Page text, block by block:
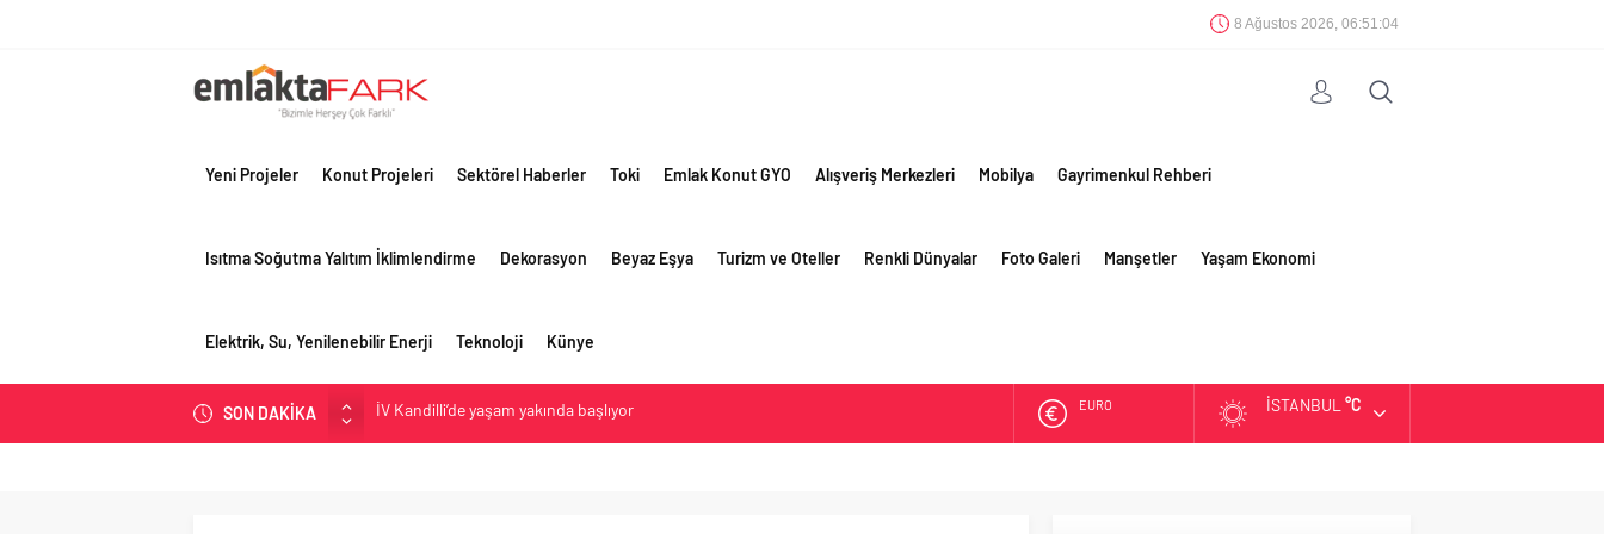
8 Ağustos 2026, 06:51:05
Yeni Projeler Konut Projeleri Sektörel Haberler Toki Emlak Konut GYO Alışveriş Merkezleri Mobilya Gayrimenkul Rehberi
Isıtma Soğutma Yalıtım İklimlendirme Dekorasyon Beyaz Eşya Turizm ve Oteller Renkli Dünyalar Foto Galeri Manşetler Yaşam Ekonomi
Elektrik, Su, Yenilenebilir Enerji Teknoloji Künye
SON DAKİKA
OYAK Çimento, jeopolitik risklere ve maliyet baskısına rağmen 2026’nın ikinci
EURO İSTANBUL °C